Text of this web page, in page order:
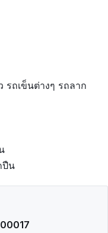
รถเข็นต่างๆ รถลาก
ปืน